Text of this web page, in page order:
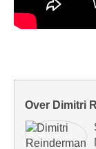
Over Dimitri